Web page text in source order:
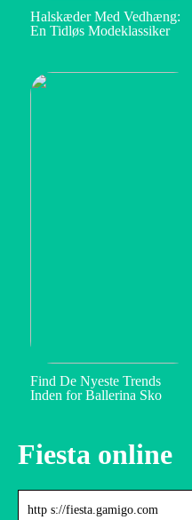
Halskæder Med Vedhæng:
En Tidløs Modeklassiker
Find De Nyeste Trends
Inden for Ballerina Sko
Fiesta online
http s://fiesta.gamigo.com